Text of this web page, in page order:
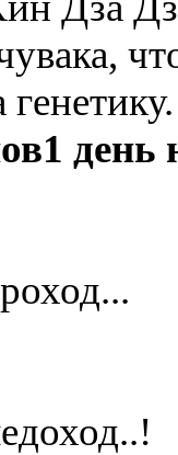
день